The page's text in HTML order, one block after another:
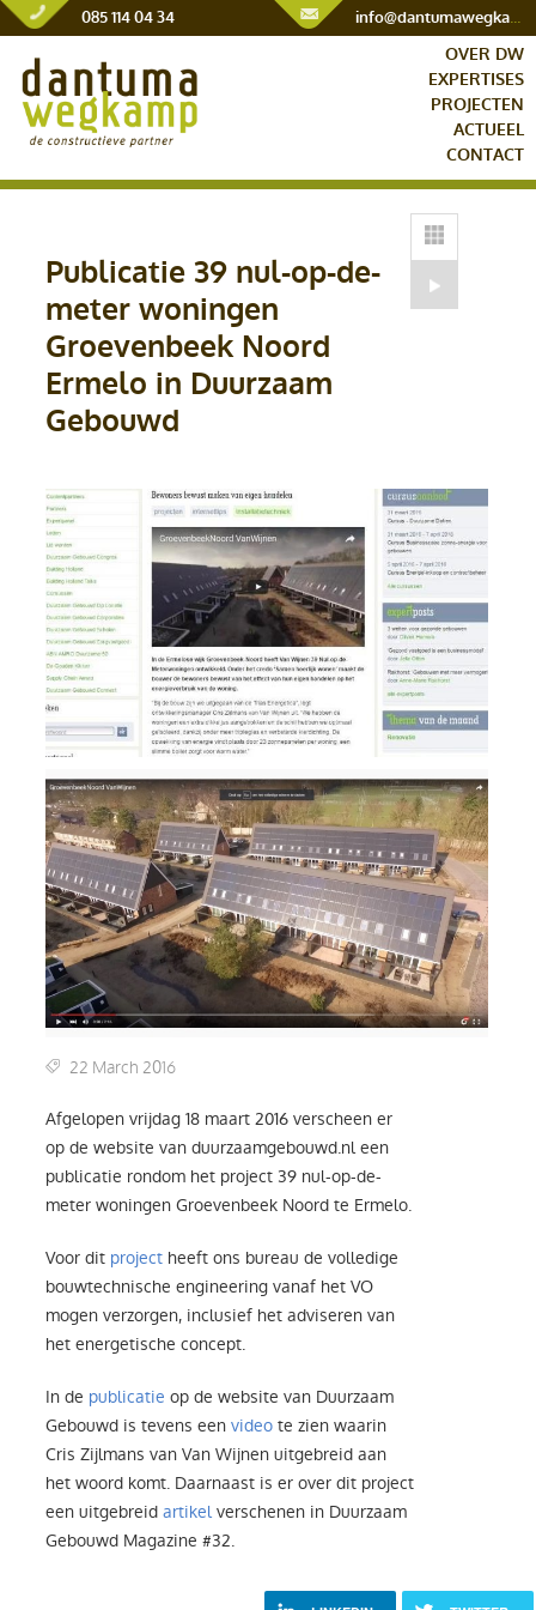
085 114 04 34 info@dantumawegkamp.nl
OVER DW
EXPERTISES
PROJECTEN
ACTUEEL
CONTACT
Publicatie 39 nul-op-de-
meter woningen
Groevenbeek Noord
Ermelo in Duurzaam
Gebouwd
22 March 2016
Afgelopen vrijdag 18 maart 2016 verscheen er
op de website van duurzaamgebouwd.nl een
publicatie rondom het project 39 nul-op-de-
meter woningen Groevenbeek Noord te Ermelo.
Voor dit project heeft ons bureau de volledige
bouwtechnische engineering vanaf het VO
mogen verzorgen, inclusief het adviseren van
het energetische concept.
In de publicatie op de website van Duurzaam
Gebouwd is tevens eenvideo te zien waarin
Cris Zijlmans van Van Wijnen uitgebreid aan
het woord komt. Daarnaast is er over dit project
een uitgebreidartikel verschenen in Duurzaam
Gebouwd Magazine #32.